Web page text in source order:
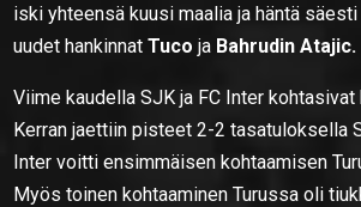
iski yhteensä kuusi maalia ja häntä
uudet hankinnatTuco ja Bahrudin Atajic.
Viime kaudella SJK ja FC Inter kohtasivat
Kerran jaettiin pisteet 2-2 tasatuloksella
Inter voitti ensimmäisen kohtaamisen
Myös toinen kohtaaminen Turussa oli